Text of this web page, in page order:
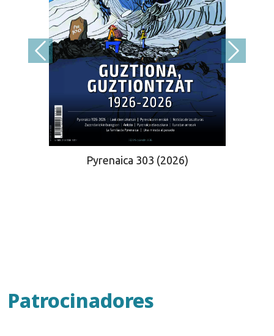
Pyrenaica 303 (2026)
Patrocinadores